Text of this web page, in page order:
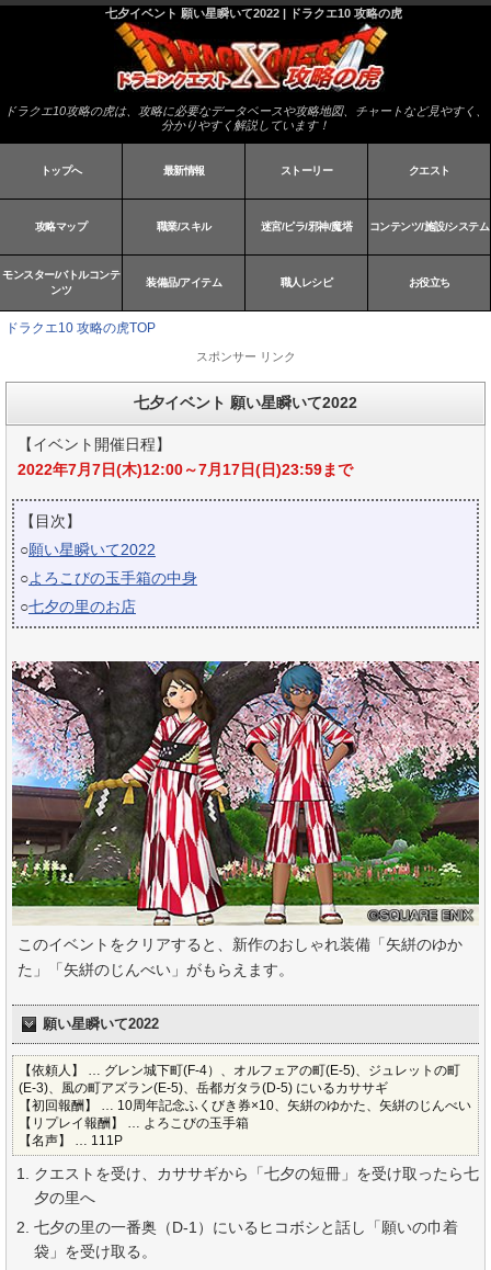
七夕イベント 願い星瞬いて2022 | ドラクエ10 攻略の虎
ドラクエ10攻略の虎は、攻略に必要なデータベースや攻略地図、チャートなど見やすく、
分かりやすく解説しています！
トップへ 最新情報 ストーリー クエスト
攻略マップ 職業/スキル 迷宮/ピラ/邪神/魔塔 コンテンツ/施設/システム
モンスター/バトルコンテ
ンツ
装備品/アイテム 職人レシピ お役立ち
ドラクエ10 攻略の虎TOP
スポンサー リンク
七夕イベント 願い星瞬いて2022
【イベント開催日程】
2022年7月7日(木)12:00～7月17日(日)23:59まで
【目次】
○願い星瞬いて2022
○よろこびの玉手箱の中身
○七夕の里のお店
このイベントをクリアすると、新作のおしゃれ装備「矢絣のゆか
た」「矢絣のじんべい」がもらえます。
願い星瞬いて2022
【依頼人】 … グレン城下町(F-4）、オルフェアの町(E-5)、ジュレットの町
(E-3)、風の町アズラン(E-5)、岳都ガタラ(D-5) にいるカササギ
【初回報酬】 … 10周年記念ふくびき券×10、矢絣のゆかた、矢絣のじんべい
【リプレイ報酬】 … よろこびの玉手箱
【名声】 … 111P
クエストを受け、カササギから「七夕の短冊」を受け取ったら七
夕の里へ
七夕の里の一番奥（D-1）にいるヒコボシと話し「願いの巾着
袋」を受け取る。